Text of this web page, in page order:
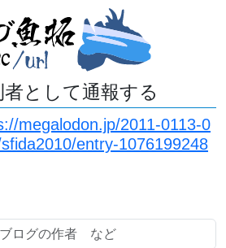
として通報する
megalodon.jp/2011-0113-0
entry-1076199248